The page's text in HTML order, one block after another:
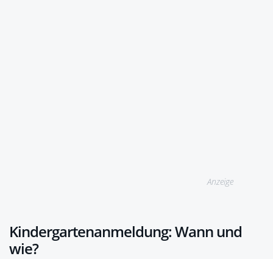
Anzeige
Kindergartenanmeldung: Wann und
wie?